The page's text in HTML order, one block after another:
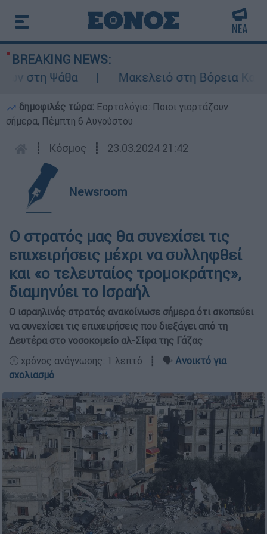
BREAKING NEWS:
στη Ψάθα
Μακελειό στη Βόρεια
δημοφιλές τώρα: Εορτολόγιο: Ποιοι γιορτάζουν
σήμερα, Πέμπτη 6 Αυγούστου
┋ Κόσμος ┋ 23.03.2024 21:42
Newsroom
Ο στρατός μας θα συνεχίσει τις
επιχειρήσεις μέχρι να συλληφθεί
και «ο τελευταίος τρομοκράτης»,
διαμηνύει το Ισραήλ
Ο ισραηλινός στρατός ανακοίνωσε σήμερα ότι σκοπεύει
να συνεχίσει τις επιχειρήσεις που διεξάγει από τη
Δευτέρα στο νοσοκομείο αλ-Σίφα της Γάζας
🕛 χρόνος ανάγνωσης: 1 λεπτό ┋ 🗣️ Ανοικτό για
σχολιασμό